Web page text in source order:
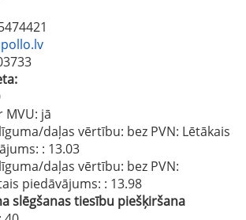
MVU: jā
daļas vērtību: bez PVN: Lētākais
: 13.03
daļas vērtību: bez PVN:
piedāvājums: : 13.98
slēgšanas tiesību piešķiršana